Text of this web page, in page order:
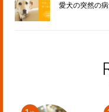
愛犬の突然の